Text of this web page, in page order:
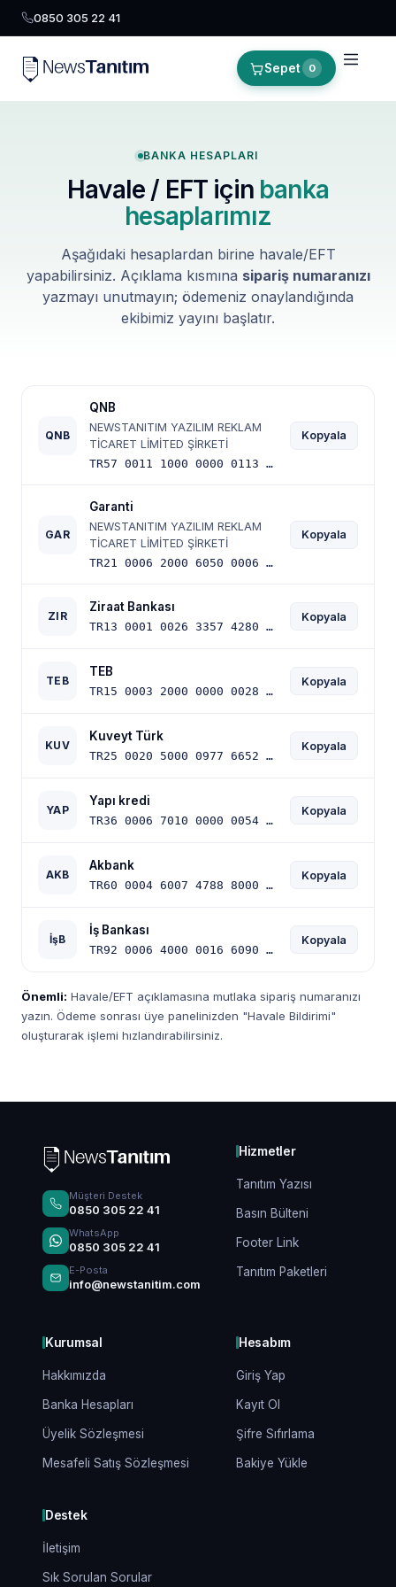
0850 305 22 41
Sepet 0
BANKA HESAPLARI
Havale / EFT için banka
hesaplarımız
Aşağıdaki hesaplardan birine havale/EFT
yapabilirsiniz. Açıklama kısmına sipariş numaranızı
yazmayı unutmayın; ödemeniz onaylandığında
ekibimiz yayını başlatır.
QNB
QNB
NEWSTANITIM YAZILIM REKLAM
TİCARET LİMİTED ŞİRKETİ
TR57 0011 1000 0000 0113 6183 95
Kopyala
GAR
Garanti
NEWSTANITIM YAZILIM REKLAM
TİCARET LİMİTED ŞİRKETİ
TR21 0006 2000 6050 0006 2932 00
Kopyala
ZIR
Ziraat Bankası
TR13 0001 0026 3357 4280 0550 03
Kopyala
TEB
TEB
TR15 0003 2000 0000 0028 3659 43
Kopyala
KUV
Kuveyt Türk
TR25 0020 5000 0977 6652 5000 01
Kopyala
YAP
Yapı kredi
TR36 0006 7010 0000 0054 1024 61
Kopyala
AKB
Akbank
TR60 0004 6007 4788 8000 2337 95
Kopyala
İşB
İş Bankası
TR92 0006 4000 0016 6090 3521 43
Kopyala
Önemli: Havale/EFT açıklamasına mutlaka sipariş numaranızı
yazın. Ödeme sonrası üye panelinizden "Havale Bildirimi"
oluşturarak işlemi hızlandırabilirsiniz.
Müşteri Destek
0850 305 22 41
WhatsApp
0850 305 22 41
E-Posta
info@newstanitim.com
Hizmetler
Tanıtım Yazısı
Basın Bülteni
Footer Link
Tanıtım Paketleri
Kurumsal
Hakkımızda
Banka Hesapları
Üyelik Sözleşmesi
Mesafeli Satış Sözleşmesi
Hesabım
Giriş Yap
Kayıt Ol
Şifre Sıfırlama
Bakiye Yükle
Destek
İletişim
Sık Sorulan Sorular